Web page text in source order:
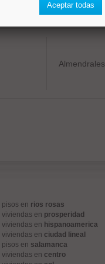
Almendrales
pisos en rios rosas
viviendas en prosperidad
viviendas en hispanoamerica
viviendas en ciudad lineal
pisos en salamanca
viviendas en centro
Aceptar todas